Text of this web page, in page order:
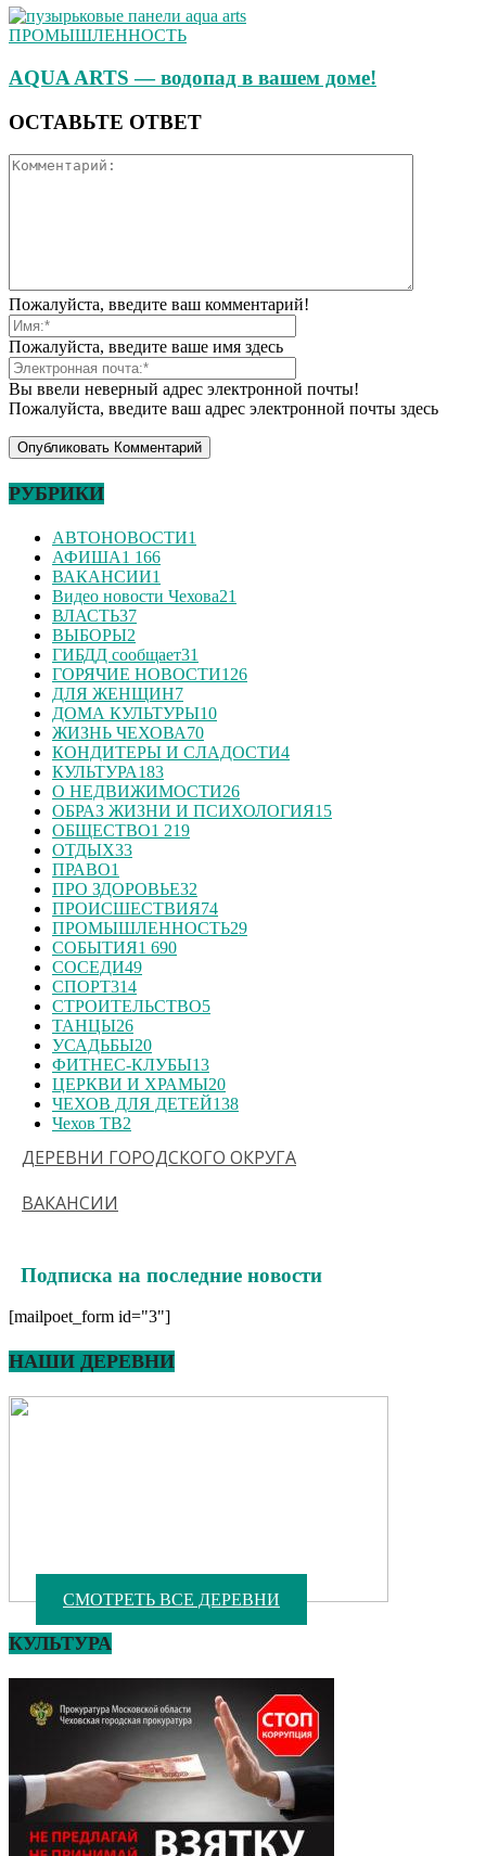
ПРОМЫШЛЕННОСТЬ
AQUA ARTS — водопад в вашем доме!
ОСТАВЬТЕ ОТВЕТ
Пожалуйста, введите ваш комментарий!
Пожалуйста, введите ваше имя здесь
Вы ввели неверный адрес электронной почты!
Пожалуйста, введите ваш адрес электронной почты здесь
РУБРИКИ
АВТОНОВОСТИ1
АФИША1 166
ВАКАНСИИ1
Видео новости Чехова21
ВЛАСТЬ37
ВЫБОРЫ2
ГИБДД сообщает31
ГОРЯЧИЕ НОВОСТИ126
ДЛЯ ЖЕНЩИН7
ДОМА КУЛЬТУРЫ10
ЖИЗНЬ ЧЕХОВА70
КОНДИТЕРЫ И СЛАДОСТИ4
КУЛЬТУРА183
О НЕДВИЖИМОСТИ26
ОБРАЗ ЖИЗНИ И ПСИХОЛОГИЯ15
ОБЩЕСТВО1 219
ОТДЫХ33
ПРАВО1
ПРО ЗДОРОВЬЕ32
ПРОИСШЕСТВИЯ74
ПРОМЫШЛЕННОСТЬ29
СОБЫТИЯ1 690
СОСЕДИ49
СПОРТ314
СТРОИТЕЛЬСТВО5
ТАНЦЫ26
УСАДЬБЫ20
ФИТНЕС-КЛУБЫ13
ЦЕРКВИ И ХРАМЫ20
ЧЕХОВ ДЛЯ ДЕТЕЙ138
Чехов ТВ2
ДЕРЕВНИ ГОРОДСКОГО ОКРУГА
ВАКАНСИИ
Подписка на последние новости
[mailpoet_form id="3"]
НАШИ ДЕРЕВНИ
СМОТРЕТЬ ВСЕ ДЕРЕВНИ
КУЛЬТУРА